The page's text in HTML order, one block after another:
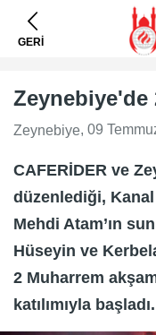
GERİ
Zeynebiye'de
Zeynebiye, 09
CAFERİDER ve
düzenlediği, Kanal
Mehdi Atam’ın
Hüseyin ve
2 Muharrem
katılımıyla başladı.